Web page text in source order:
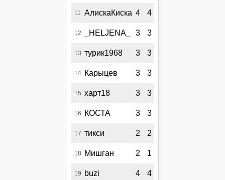
11 АлискаКиска 4 4
12 _HELJENA_ 3 3
13 турик1968 3 3
14 Карыцев 3 3
15 харт18 3 3
16 КОСТА 3 3
17 тикси 2 2
18 Мишган 2 1
19 buzi 4 4